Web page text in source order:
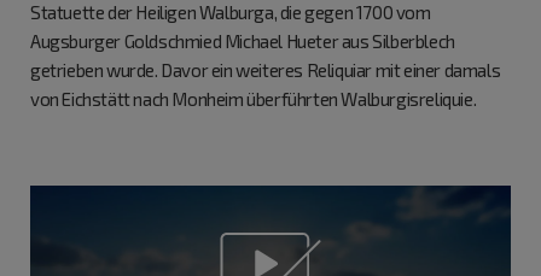
Statuette der Heiligen Walburga, die gegen 1700 vom
Augsburger Goldschmied Michael Hueter aus Silberblech
getrieben wurde. Davor ein weiteres Reliquiar mit einer damals
von Eichstätt nach Monheim überführten Walburgisreliquie.